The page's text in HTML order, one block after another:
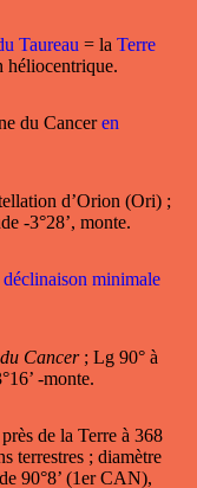
Taureau = la Terre
héliocentrique.
du Canceren
d’Orion (Ori) ;
-3°28’, monte.
déclinaison minimale
Cancer; Lg 90° à
-monte.
de la Terre à 368
terrestres ; diamètre
90°8’ (1er CAN),